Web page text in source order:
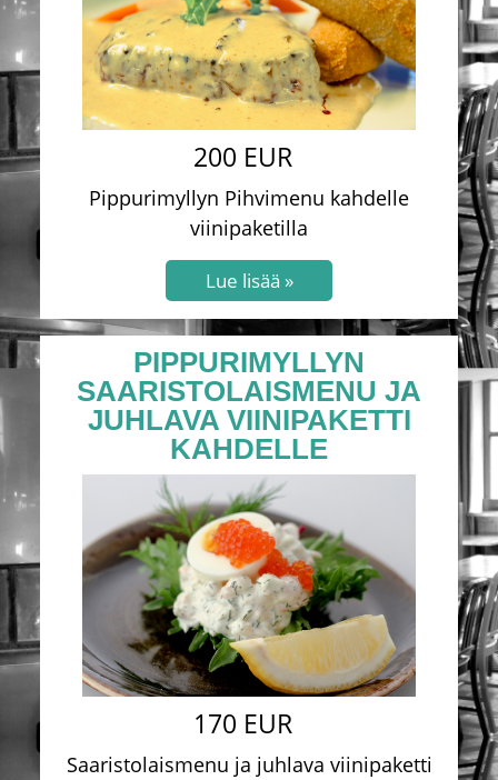
200 EUR
Pippurimyllyn Pihvimenu kahdelle
viinipaketilla
PIPPURIMYLLYN
SAARISTOLAISMENU JA
JUHLAVA VIINIPAKETTI
KAHDELLE
170 EUR
Saaristolaismenu ja juhlava viinipaketti